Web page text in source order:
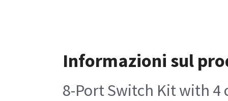
Informazioni sul
8-Port Switch Kit with 4